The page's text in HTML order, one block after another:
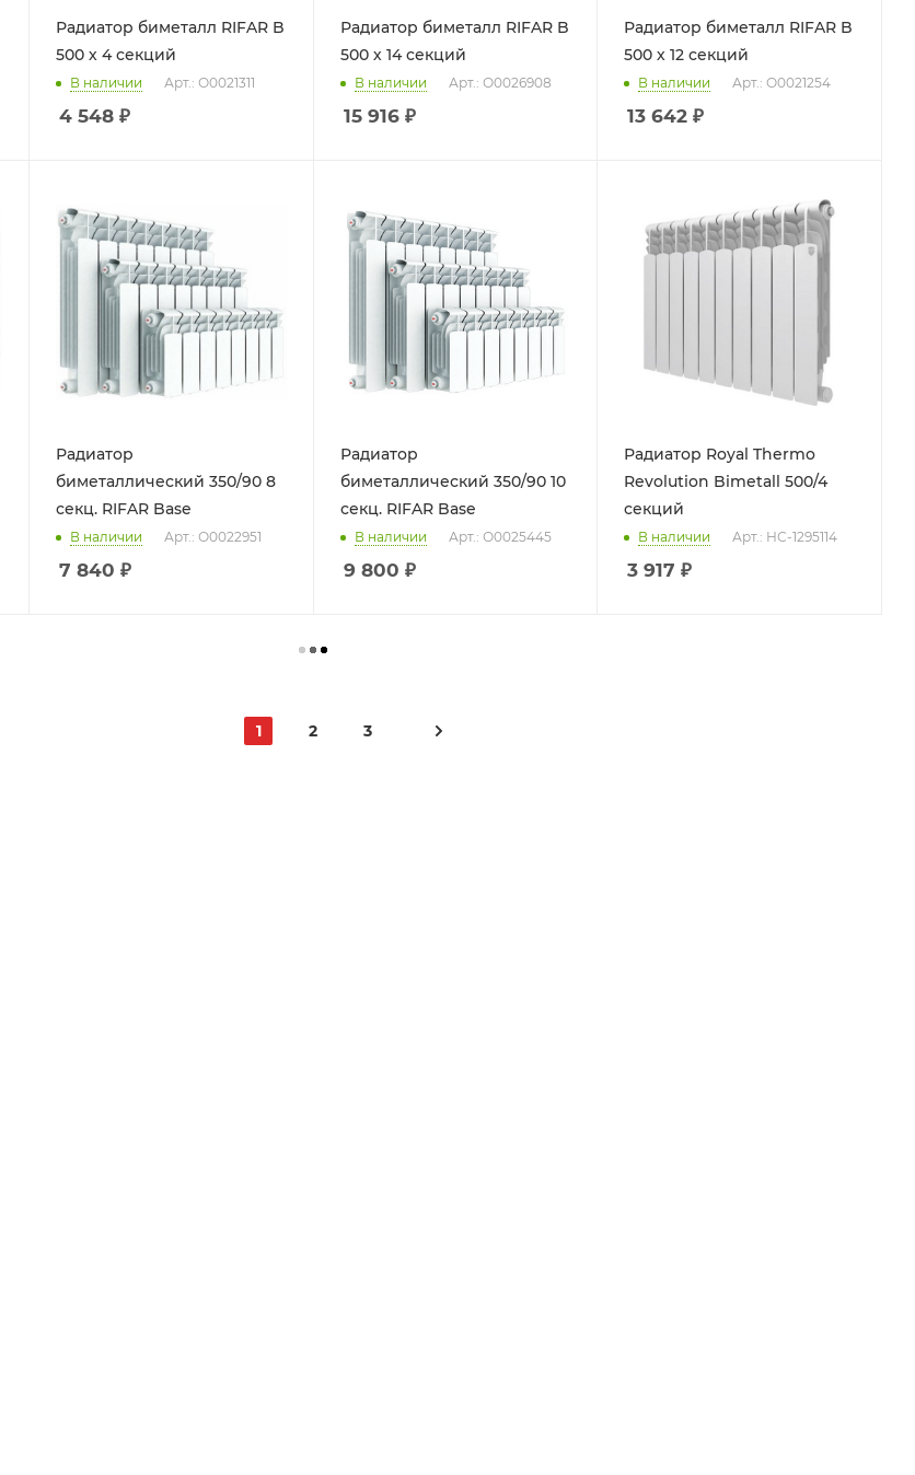
Радиатор биметалл RIFAR B
500 х 4 секций
В наличии Арт.: О0021311
4 548₽
Радиатор биметалл RIFAR B
500 х 14 секций
В наличии Арт.: О0026908
15 916₽
Радиатор биметалл RIFAR B
500 х 12 секций
В наличии Арт.: О0021254
13 642 ₽
Радиатор
биметаллический 350/90 8
секц. RIFAR Base
В наличии Арт.: О0022951
7 840 ₽
Радиатор
биметаллический 350/90 10
секц. RIFAR Base
В наличии Арт.: О0025445
9 800 ₽
Радиатор Royal Thermo
Revolution Bimetall 500/4
секций
В наличии Арт.: НС-1295114
3 917 ₽
1 2 3